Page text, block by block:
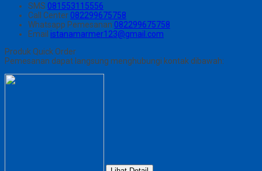
SMS 081553115556
Call Center 082299675758
Whatsapp Pemesanan 082299675758
Email istanamarmer123@gmail.com
Produk Quick Order
Pemesanan dapat langsung menghubungi kontak dibawah: